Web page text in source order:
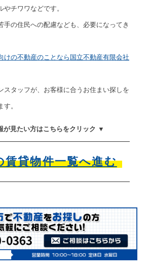
チワワなどです。
手の住民への配慮なども、必要になってき
けの不動産のことなら国立不動産有限会社
スタッフが、お客様に合うお住まい探しを
。
が見たい方はこちらをクリック ▼
賃貸物件一覧へ進む